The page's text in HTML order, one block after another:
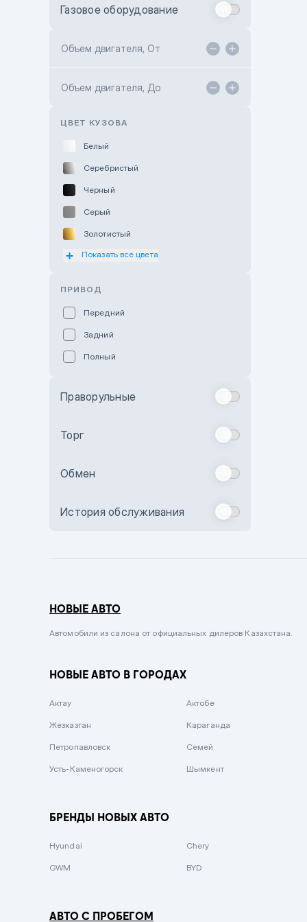
Toyota Kokshetau
Hyundai ShymCity
Газовое оборудование
Объем двигателя, От
Объем двигателя, До
ЦВЕТ КУЗОВА
Белый
Серебристый
Черный
Серый
Золотистый
Оранжевый
Бежевый
Комбинированный
Сиреневый металлик
Вишневый
Зеленый металлик
Показать все цвета
ПРИВОД
Передний
Задний
Полный
Праворульные
Торг
Обмен
История обслуживания
НОВЫЕ АВТО
Автомобили из салона от официальных дилеров Казахстана.
НОВЫЕ АВТО В ГОРОДАХ
Актау Актобе
Жезказган Караганда
Петропавловск Семей
Усть-Каменогорск Шымкент
БРЕНДЫ НОВЫХ АВТО
Hyundai Chery
GWM BYD
АВТО С ПРОБЕГОМ